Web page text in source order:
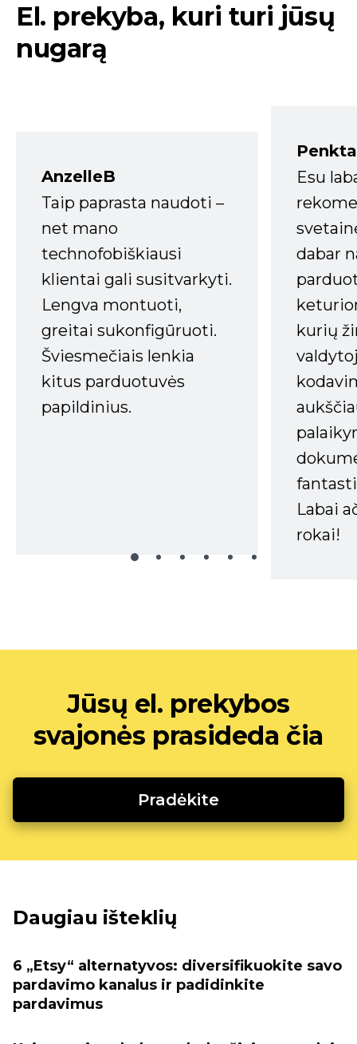
El. prekyba, kuri turi jūsų
nugarą
AnzelleB
Taip paprasta naudoti –
net mano
technofobiškiausi
klientai gali susitvarkyti.
Lengva montuoti,
greitai sukonfigūruoti.
Šviesmečiais lenkia
kitus parduotuvės
papildinius.
Esu
dabar
kurių
Labai
rokai!
Jūsų el. prekybos
svajonės prasideda čia
Pradėkite
Daugiau išteklių
6 „Etsy“ alternatyvos: diversifikuokite savo
pardavimo kanalus ir padidinkite
pardavimus